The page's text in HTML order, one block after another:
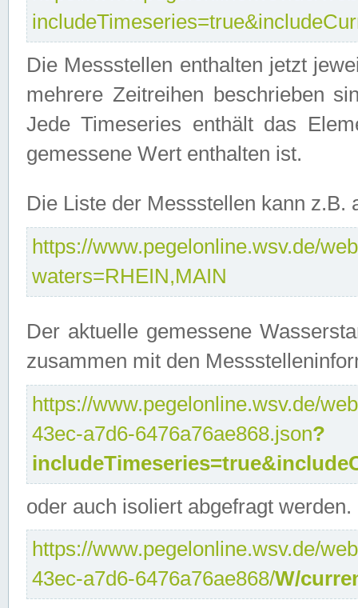
Die Messstellen enthalten jetzt
mehrere Zeitreihen beschrieben
Jede Timeseries enthält das
gemessene Wert enthalten ist.
Die Liste der Messstellen kann
https://www.pegelonline.wsv.de/
waters=RHEIN,MAIN
Der aktuelle gemessene
zusammen mit den
https://www.pegelonline.wsv.de/
43ec-a7d6-6476a76ae868.json?
oder auch isoliert abgefragt werden.
https://www.pegelonline.wsv.de/
43ec-a7d6-6476a76ae868/W/